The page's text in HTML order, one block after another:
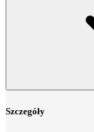
Szczegóły